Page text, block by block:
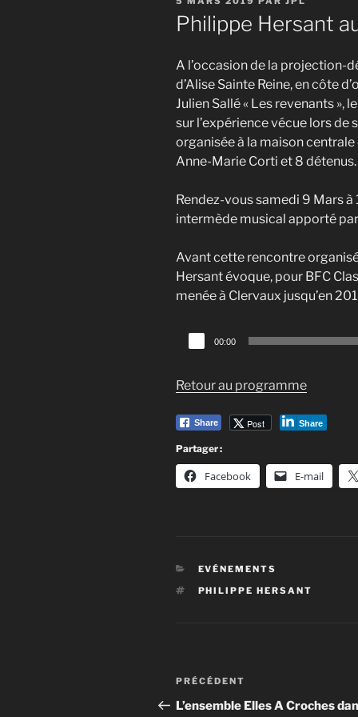
LE
Philippe Hersant
A l’occasion de la projection-
d’Alise Sainte Reine, en côte
Julien Sallé « Les revenants
sur l’expérience vécue lors de
organisée à la maison
Anne-Marie Corti et 8 détenus.
Rendez-vous samedi 9 Mars
intermède musical apporté
Avant cette rencontre
Hersant évoque, pour BFC
menée à Clervaux jusqu’en
Lecteur
audio
00:00
Retour au programme
Share Post Share
Partager :
Facebook E-mail
CATÉGORIES
EVÉNEMENTS
ÉTIQUETTES
PHILIPPE HERSANT
Navigation
de
Article
précédent
PRÉCÉDENT
L’ensemble Elles A Croches